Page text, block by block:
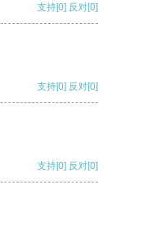
支持[0] 反对[0]
支持[0] 反对[0]
支持[0] 反对[0]